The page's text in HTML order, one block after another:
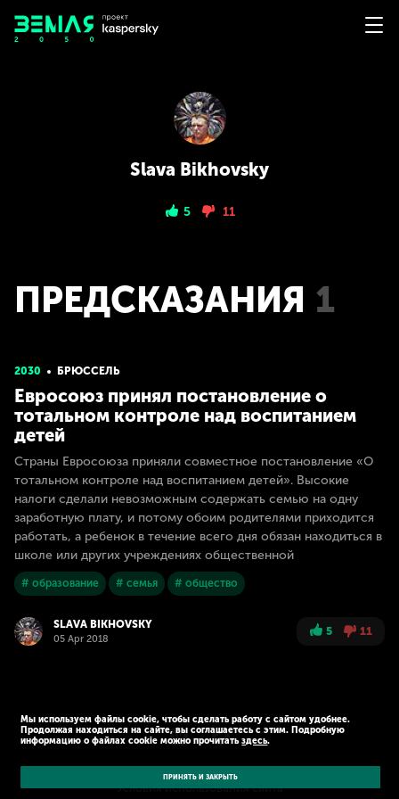
Slava Bikhovsky
5 11
ПРЕДСКАЗАНИЯ 1
2030 БРЮССЕЛЬ
Евросоюз принял постановление о
тотальном контроле над воспитанием
детей
Страны Евросоюза приняли совместное постановление «О
тотальном контроле над воспитанием детей». Высокие
налоги сделали невозможным содержать семью на одну
заработную плату, и потому обоим родителями приходится
работать, а ребенок в течение всего дня обязан находиться в
школе или других учреждениях общественной
# образование # семья # общество
SLAVA BIKHOVSKY
05 Apr 2018
5 11
Политика конфиденциальности
Условия использования сайта
Мы используем файлы cookie, чтобы сделать работу с сайтом удобнее.
Продолжая находиться на сайте, вы соглашаетесь с этим. Подробную
информацию о файлах cookie можно прочитатьздесь.
ПРИНЯТЬ И ЗАКРЫТЬ